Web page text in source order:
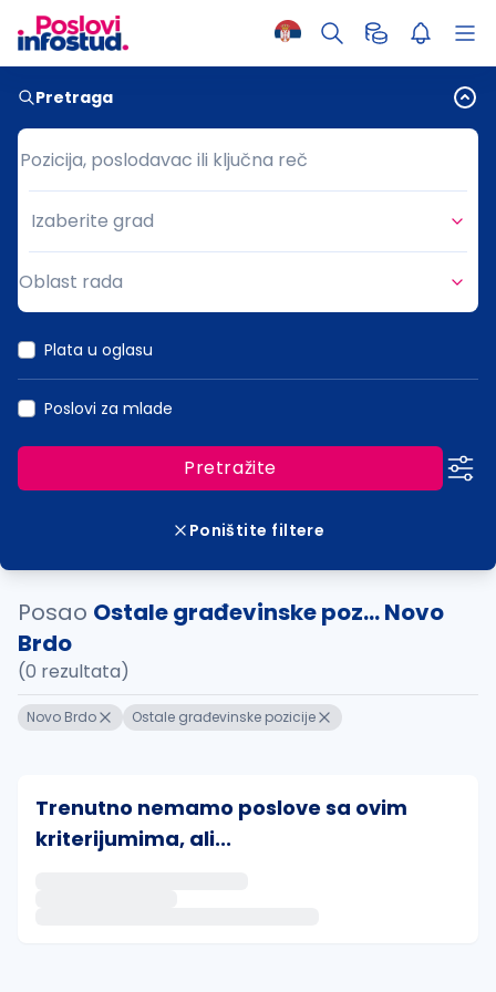
Pretraga
Pozicija, poslodavac ili ključna reč
Pozicija, poslodavac ili ključna reč
Grad
Izaberite grad
Oblast rada
Plata u oglasu
Poslovi za mlade
Pretražite
Poništite filtere
Posao Ostale građevinske poz... Novo
Brdo
(0 rezultata)
Novo Brdo Ostale građevinske pozicije
Trenutno nemamo poslove sa ovim
kriterijumima, ali...